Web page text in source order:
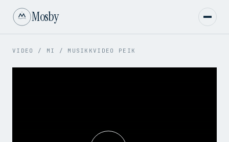
Mosby
VIDEO / MI / MUSIKKVIDEO PEIK